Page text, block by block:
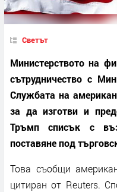
Светът
Министерството на
сътрудничество с
Службата на
за да изготви и
Тръмп списък с
поставяне под
Това съобщи
цитиран от Reuters.